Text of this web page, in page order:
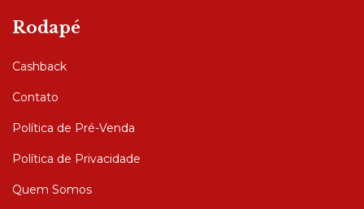
Rodapé
Cashback
Contato
Política de Pré-Venda
Política de Privacidade
Quem Somos